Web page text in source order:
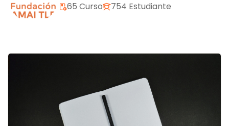
65 Curso 754 Estudiante